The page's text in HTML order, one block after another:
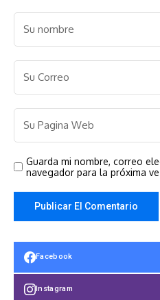
Guarda mi nombre, correo
navegador para la próxima
Facebook
Instagram